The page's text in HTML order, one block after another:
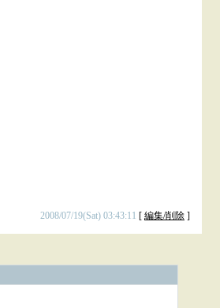
2008/07/19(Sat) 03:43:11 [ 編集/削除 ]